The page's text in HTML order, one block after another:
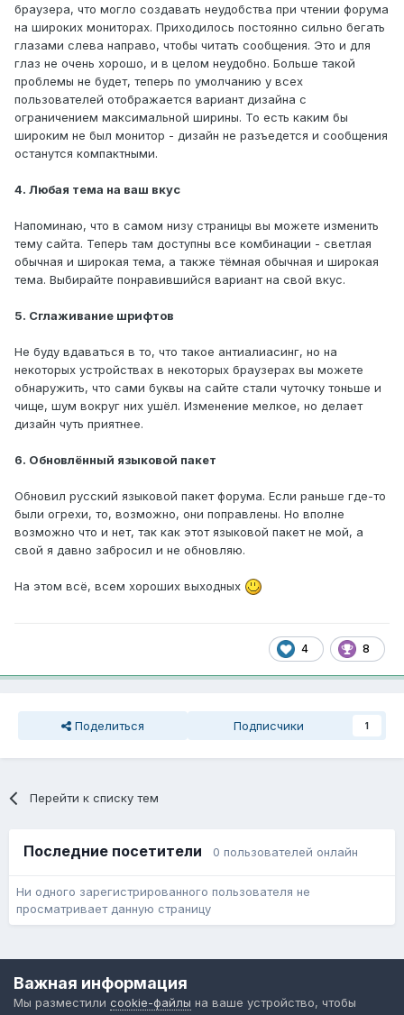
браузера, что могло создавать неудобства при чтении форума
на широких мониторах. Приходилось постоянно сильно бегать
глазами слева направо, чтобы читать сообщения. Это и для
глаз не очень хорошо, и в целом неудобно. Больше такой
проблемы не будет, теперь по умолчанию у всех
пользователей отображается вариант дизайна с
ограничением максимальной ширины. То есть каким бы
широким не был монитор - дизайн не разъедется и сообщения
останутся компактными.
4. Любая тема на ваш вкус
Напоминаю, что в самом низу страницы вы можете изменить
тему сайта. Теперь там доступны все комбинации - светлая
обычная и широкая тема, а также тёмная обычная и широкая
тема. Выбирайте понравившийся вариант на свой вкус.
5. Сглаживание шрифтов
Не буду вдаваться в то, что такое антиалиасинг, но на
некоторых устройствах в некоторых браузерах вы можете
обнаружить, что сами буквы на сайте стали чуточку тоньше и
чище, шум вокруг них ушёл. Изменение мелкое, но делает
дизайн чуть приятнее.
6. Обновлённый языковой пакет
Обновил русский языковой пакет форума. Если раньше где-то
были огрехи, то, возможно, они поправлены. Но вполне
возможно что и нет, так как этот языковой пакет не мой, а
свой я давно забросил и не обновляю.
На этом всё, всем хороших выходных
4 8
Поделиться Подписчики 1
Перейти к списку тем
Последние посетители 0 пользователей онлайн
Ни одного зарегистрированного пользователя не
просматривает данную страницу
Форум общественного транспорта
Powered by Invision Community
Важная информация
Мы разместили cookie-файлы на ваше устройство, чтобы